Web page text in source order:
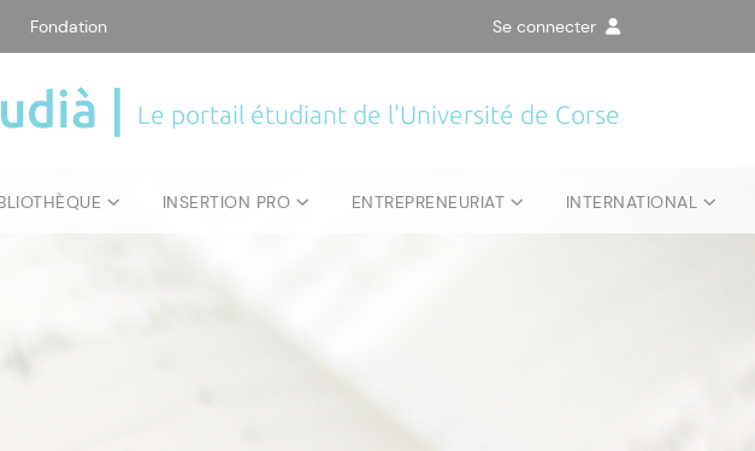
Fondation Se connecter
| Le portail étudiant de l'Université de Corse
INSERTION PRO ENTREPRENEURIAT INTERNATIONAL